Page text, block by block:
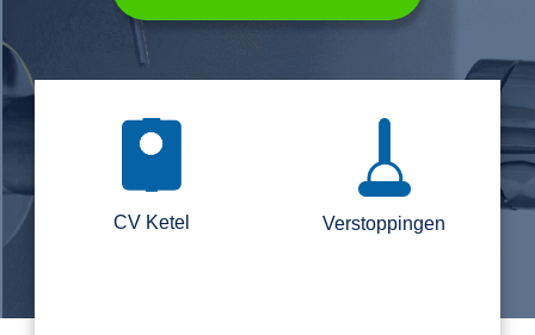
CV Ketel Verstoppingen